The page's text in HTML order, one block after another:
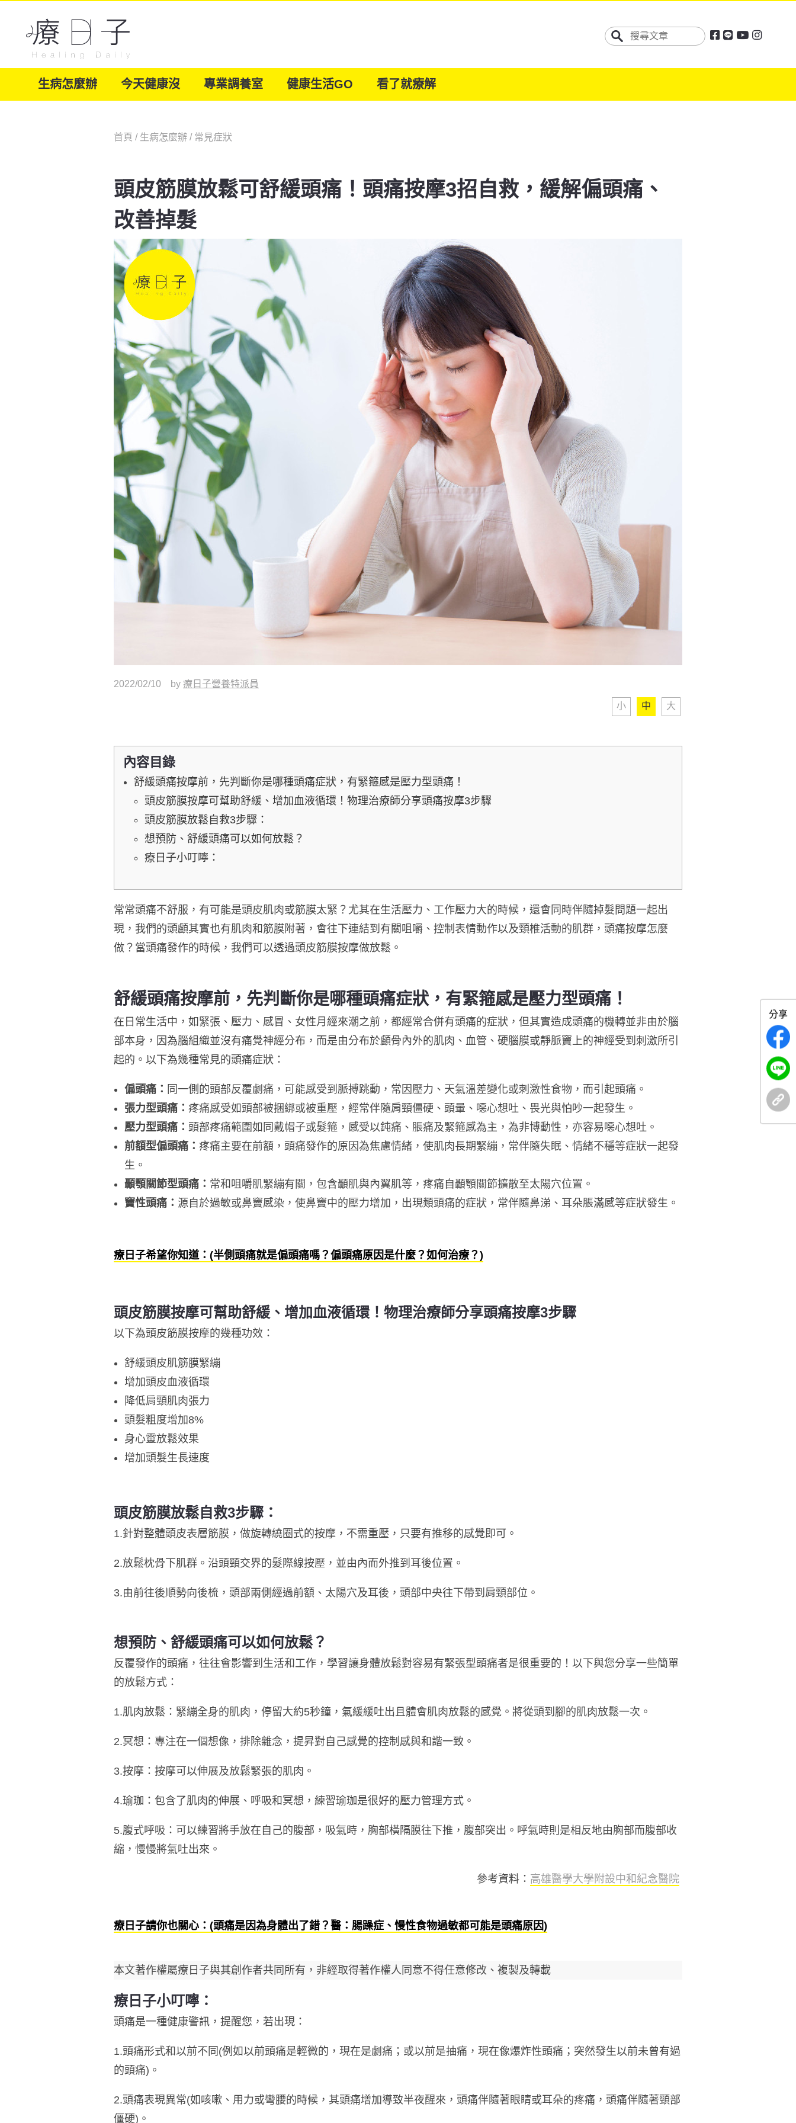
生病怎麼辦 今天健康沒 專業調養室 健康生活GO 看了就療解
首頁 / 生病怎麼辦 / 常見症狀
頭皮筋膜放鬆可舒緩頭痛！頭痛按摩3招自救，緩解偏頭痛、
改善掉髮
2022/02/10 by 療日子營養特派員
小 中 大
內容目錄
舒緩頭痛按摩前，先判斷你是哪種頭痛症狀，有緊箍感是壓力型頭痛！
頭皮筋膜按摩可幫助舒緩、增加血液循環！物理治療師分享頭痛按摩3步驟
頭皮筋膜放鬆自救3步驟：
想預防、舒緩頭痛可以如何放鬆？
療日子小叮嚀：
常常頭痛不舒服，有可能是頭皮肌肉或筋膜太緊？尤其在生活壓力、工作壓力大的時候，還會同時伴隨掉髮問題一起出
現，我們的頭顱其實也有肌肉和筋膜附著，會往下連結到有關咀嚼、控制表情動作以及頸椎活動的肌群， 頭痛按摩怎麼
做？ 當頭痛發作的時候，我們可以透過頭皮筋膜按摩做放鬆。
舒緩頭痛按摩前，先判斷你是哪種頭痛症狀，有緊箍感是壓力型頭痛！
在日常生活中，如緊張、壓力、感冒、女性月經來潮之前，都經常合併有頭痛的症狀，但其實造成頭痛的機轉並非由於腦
部本身，因為腦組織並沒有痛覺神經分布，而是由分布於顱骨內外的肌肉、血管、硬腦膜或靜脈竇上的神經受到刺激所引
起的。以下為幾種常見的頭痛症狀：
偏頭痛： 同一側的頭部反覆劇痛，可能感受到脈搏跳動，常因壓力、天氣溫差變化或刺激性食物，而引起頭痛。
張力型頭痛： 疼痛感受如頭部被捆綁或被重壓，經常伴隨肩頸僵硬、頭暈、噁心想吐、畏光與怕吵一起發生。
壓力型頭痛： 頭部疼痛範圍如同戴帽子或髮箍，感受以鈍痛、脹痛及緊箍感為主，為非博動性，亦容易噁心想吐。
前額型偏頭痛： 疼痛主要在前額，頭痛發作的原因為焦慮情緒，使肌肉長期緊繃，常伴隨失眠、情緒不穩等症狀一起發
生。
顳顎關節型頭痛： 常和咀嚼肌緊繃有關，包含顳肌與內翼肌等，疼痛自顳顎關節擴散至太陽穴位置。
竇性頭痛： 源自於過敏或鼻竇感染，使鼻竇中的壓力增加，出現類頭痛的症狀，常伴隨鼻涕、耳朵脹滿感等症狀發生。
療日子希望你知道：(半側頭痛就是偏頭痛嗎？偏頭痛原因是什麼？如何治療？)
頭皮筋膜按摩可幫助舒緩、增加血液循環！物理治療師分享頭痛按摩3步驟
以下為頭皮筋膜按摩的幾種功效：
舒緩頭皮肌筋膜緊繃
增加頭皮血液循環
降低肩頸肌肉張力
頭髮粗度增加8%
身心靈放鬆效果
增加頭髮生長速度
頭皮筋膜放鬆自救3步驟：
1.針對整體頭皮表層筋膜，做旋轉繞圈式的按摩，不需重壓，只要有推移的感覺即可。
2.放鬆枕骨下肌群。沿頭頸交界的髮際線按壓，並由內而外推到耳後位置。
3.由前往後順勢向後梳，頭部兩側經過前額、太陽穴及耳後，頭部中央往下帶到肩頸部位。
想預防、舒緩頭痛可以如何放鬆？
反覆發作的頭痛，往往會影響到生活和工作，學習讓身體放鬆對容易有緊張型頭痛者是很重要的！以下與您分享一些簡單
的放鬆方式：
1.肌肉放鬆：緊繃全身的肌肉，停留大約5秒鐘，氣緩緩吐出且體會肌肉放鬆的感覺。將從頭到腳的肌肉放鬆一次。
2.冥想：專注在一個想像，排除雜念，提昇對自己感覺的控制感與和諧一致。
3.按摩：按摩可以伸展及放鬆緊張的肌肉。
4.瑜珈：包含了肌肉的伸展、呼吸和冥想，練習瑜珈是很好的壓力管理方式。
5.腹式呼吸：可以練習將手放在自己的腹部，吸氣時，胸部橫隔膜往下推，腹部突出。呼氣時則是相反地由胸部而腹部收
縮，慢慢將氣吐出來。
參考資料： 高雄醫學大學附設中和紀念醫院
療日子請你也關心：(頭痛是因為身體出了錯？醫：腸躁症、慢性食物過敏都可能是頭痛原因)
本文著作權屬療日子與其創作者共同所有，非經取得著作權人同意不得任意修改、複製及轉載
療日子小叮嚀：
頭痛是一種健康警訊，提醒您，若出現：
1.頭痛形式和以前不同(例如以前頭痛是輕微的，現在是劇痛；或以前是抽痛，現在像爆炸性頭痛；突然發生以前未曾有過
的頭痛)。
2.頭痛表現異常(如咳嗽、用力或彎腰的時候，其頭痛增加導致半夜醒來，頭痛伴隨著眼睛或耳朵的疼痛，頭痛伴隨著頸部
僵硬)。
分享